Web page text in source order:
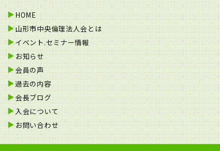
HOME
山形市中央倫理法人会とは
イベント.セミナー情報
お知らせ
会員の声
過去の内容
会長ブログ
入会について
お問い合わせ